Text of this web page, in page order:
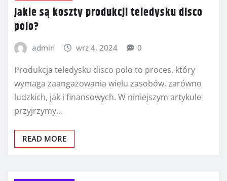
Jakie są koszty produkcji teledysku disco
polo?
admin wrz 4, 2024 0
Produkcja teledysku disco polo to proces, który
wymaga zaangażowania wielu zasobów, zarówno
ludzkich, jak i finansowych. W niniejszym artykule
przyjrzymy…
READ MORE